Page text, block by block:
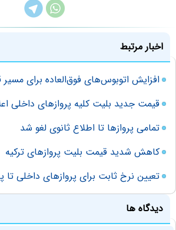
اخبار مرتبط
افزایش اتوبوس‌های فوق‌العاده برای
قیمت جدید بلیت کلیه پروازهای داخلی
تمامی پروازها تا اطلاع ثانوی لغو شد
کاهش شدید قیمت بلیت پروازهای ترکیه
تعیین نرخ ثابت برای پروازهای داخلی تا
دیدگاه ها